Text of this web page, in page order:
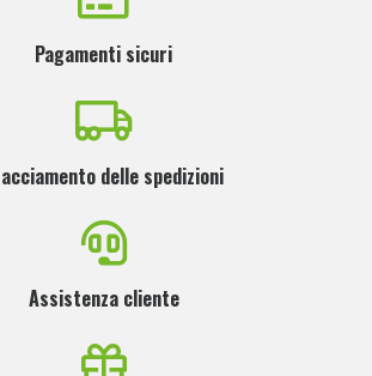
Pagamenti sicuri
delle spedizioni
Assistenza cliente